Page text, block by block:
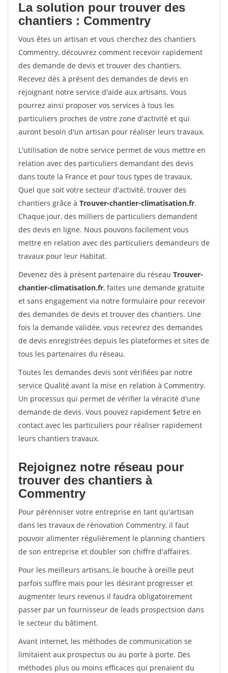
La solution pour trouver des
chantiers : Commentry
Vous êtes un artisan et vous cherchez des chantiers
Commentry, découvrez comment recevoir rapidement
des demande de devis et trouver des chantiers.
Recevez dès à présent des demandes de devis en
rejoignant notre service d'aide aux artisans. Vous
pourrez ainsi proposer vos services à tous les
particuliers proches de votre zone d'activité et qui
auront besoin d'un artisan pour réaliser leurs travaux.
L'utilisation de notre service permet de vous mettre en
relation avec des particuliers demandant des devis
dans toute la France et pour tous types de travaux.
Quel que soit votre secteur d'activité, trouver des
chantiers grâce à Trouver-chantier-climatisation.fr.
Chaque jour, des milliers de particuliers demandent
des devis en ligne. Nous pouvons facilement vous
mettre en relation avec des particuliers demandeurs de
travaux pour leur Habitat.
Devenez dès à présent partenaire du réseau Trouver-
chantier-climatisation.fr, faites une demande gratuite
et sans engagement via notre formulaire pour recevoir
des demandes de devis et trouver des chantiers. Une
fois la demande validée, vous recevrez des demandes
de devis enregistrées depuis les plateformes et sites de
tous les partenaires du réseau.
Toutes les demandes devis sont vérifiées par notre
service Qualité avant la mise en relation à Commentry.
Un processus qui permet de vérifier la véracité d'une
demande de devis. Vous pouvez rapidement $etre en
contact avec les particuliers pour réaliser rapidement
leurs chantiers travaux.
Rejoignez notre réseau pour
trouver des chantiers à
Commentry
Pour pérénniser votre entreprise en tant qu'artisan
dans les travaux de rénovation Commentry, il faut
pouvoir alimenter régulièrement le planning chantiers
de son entreprise et doubler son chiffre d'affaires.
Pour les meilleurs artisans, le bouche à oreille peut
parfois suffire mais pour les désirant progresser et
augmenter leurs revenus il faudra obligatoirement
passer par un fournisseur de leads prospectsion dans
le secteur du bâtiment.
Avant internet, les méthodes de communication se
limitaient aux prospectus ou au porte à porte. Des
méthodes plus ou moins efficaces qui prenaient du